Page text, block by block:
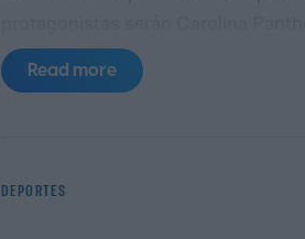
lazos directos con la clase de
semana en Canton, Ohio.
Read more
DEPORTES